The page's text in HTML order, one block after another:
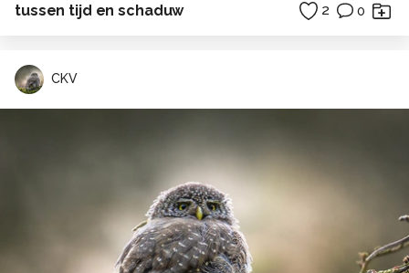
tussen tijd en schaduw 2 0
CKV